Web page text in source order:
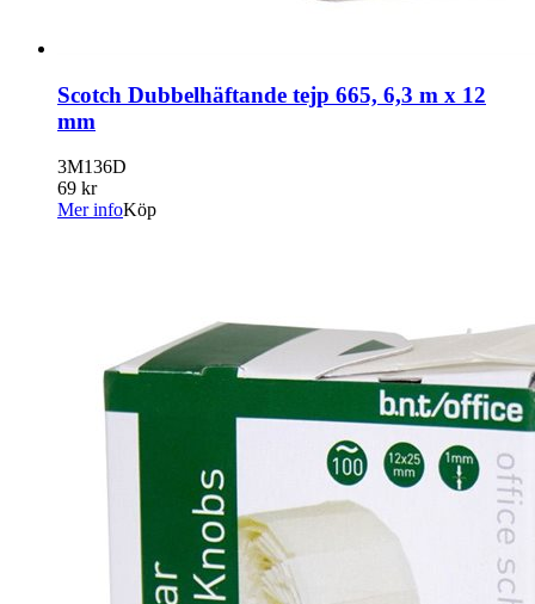
Scotch Dubbelhäftande tejp 665, 6,3 m x 12
mm
3M136D
69 kr
Mer infoKöp